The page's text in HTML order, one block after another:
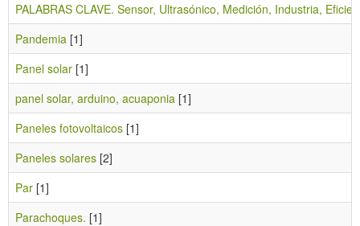
PALABRAS CLAVE. Sensor, Ultrasónico, Medición, Industria,
Pandemia [1]
Panel solar [1]
panel solar, arduino, acuaponia [1]
Paneles fotovoltaicos [1]
Paneles solares [2]
Par [1]
Parachoques. [1]